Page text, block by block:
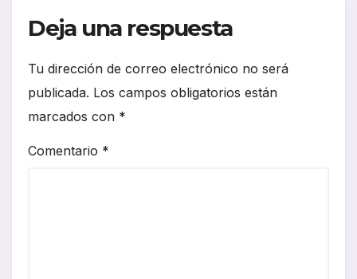
Deja una respuesta
Tu dirección de correo electrónico no será
publicada. Los campos obligatorios están
marcados con *
Comentario *